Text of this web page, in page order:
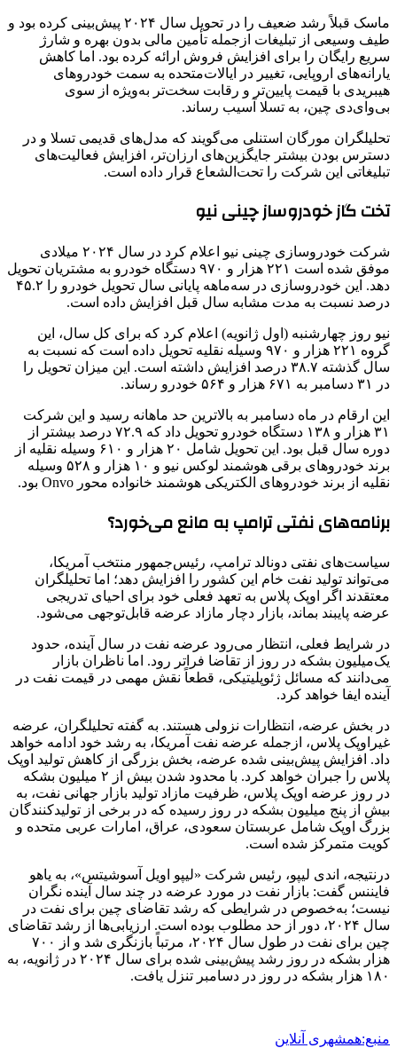
ماسک قبلاً رشد ضعیف را در تحویل سال ۲۰۲۴ پیش‌بینی کرده بود و
طیف وسیعی از تبلیغات ازجمله تأمین مالی بدون بهره و شارژ
سریع رایگان را برای افزایش فروش ارائه کرده بود. اما کاهش
یارانه‌های اروپایی، تغییر در ایالات‌متحده به سمت خودروهای
هیبریدی با قیمت پایین‌تر و رقابت سخت‌تر به‌ویژه از سوی
بی‌وای‌دی چین، به تسلا آسیب رساند.
تحلیلگران مورگان استنلی می‌گویند که مدل‌های قدیمی تسلا و در
دسترس بودن بیشتر جایگزین‌های ارزان‌تر، افزایش فعالیت‌های
تبلیغاتی این شرکت را تحت‌الشعاع قرار داده است.
تخت گاز خودروساز چینی نیو
شرکت خودروسازی چینی نیو اعلام کرد در سال ۲۰۲۴ میلادی
موفق شده است ۲۲۱ هزار و ۹۷۰ دستگاه خودرو به مشتریان تحویل
دهد. این خودروسازی در سه‌ماهه پایانی سال تحویل خودرو را ۴۵.۲
درصد نسبت به مدت مشابه سال قبل افزایش داده است.
نیو روز چهارشنبه (اول ژانویه) اعلام کرد که برای کل سال، این
گروه ۲۲۱ هزار و ۹۷۰ وسیله نقلیه تحویل داده است که نسبت به
سال گذشته ۳۸.۷ درصد افزایش داشته است. این میزان تحویل را
در ۳۱ دسامبر به ۶۷۱ هزار و ۵۶۴ خودرو رساند.
این ارقام در ماه دسامبر به بالاترین حد ماهانه رسید و این شرکت
۳۱ هزار و ۱۳۸ دستگاه خودرو تحویل داد که ۷۲.۹ درصد بیشتر از
دوره سال قبل بود. این تحویل شامل ۲۰ هزار و ۶۱۰ وسیله نقلیه از
برند خودروهای برقی هوشمند لوکس نیو و ۱۰ هزار و ۵۲۸ وسیله
نقلیه از برند خودروهای الکتریکی هوشمند خانواده محور Onvo بود.
برنامه‌های نفتی ترامپ به مانع می‌خورد؟
سیاست‌های نفتی دونالد ترامپ، رئیس‌جمهور منتخب آمریکا،
می‌تواند تولید نفت خام این کشور را افزایش دهد؛ اما تحلیلگران
معتقدند اگر اوپک پلاس به تعهد فعلی خود برای احیای تدریجی
عرضه پایبند بماند، بازار دچار مازاد عرضه قابل‌توجهی می‌شود.
در شرایط فعلی، انتظار می‌رود عرضه نفت در سال آینده، حدود
یک‌میلیون بشکه در روز از تقاضا فراتر رود. اما ناظران بازار
می‌دانند که مسائل ژئوپلیتیکی، قطعاً نقش مهمی در قیمت نفت در
آینده ایفا خواهد کرد.
در بخش عرضه، انتظارات نزولی هستند. به گفته تحلیلگران، عرضه
غیراوپک پلاس، ازجمله عرضه نفت آمریکا، به رشد خود ادامه خواهد
داد. افزایش پیش‌بینی شده عرضه، بخش بزرگی از کاهش تولید اوپک
پلاس را جبران خواهد کرد. با محدود شدن بیش از ۲ میلیون بشکه
در روز عرضه اوپک پلاس، ظرفیت مازاد تولید بازار جهانی نفت، به
بیش از پنج میلیون بشکه در روز رسیده که در برخی از تولیدکنندگان
بزرگ اوپک شامل عربستان سعودی، عراق، امارات عربی متحده و
کویت متمرکز شده است.
درنتیجه، اندی لیپو، رئیس شرکت «لیپو اویل آسوشیتس»، به یاهو
فایننس گفت: بازار نفت در مورد عرضه در چند سال آینده نگران
نیست؛ به‌خصوص در شرایطی که رشد تقاضای چین برای نفت در
سال ۲۰۲۴، دور از حد مطلوب بوده است. ارزیابی‌ها از رشد تقاضای
چین برای نفت در طول سال ۲۰۲۴، مرتباً بازنگری شد و از ۷۰۰
هزار بشکه در روز رشد پیش‌بینی شده برای سال ۲۰۲۴ در ژانویه، به
۱۸۰ هزار بشکه در روز در دسامبر تنزل یافت.
منبع:همشهری آنلاین